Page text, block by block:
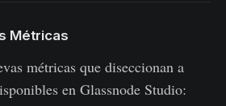
Métricas
métricas que diseccionan a
en Glassnode Studio: